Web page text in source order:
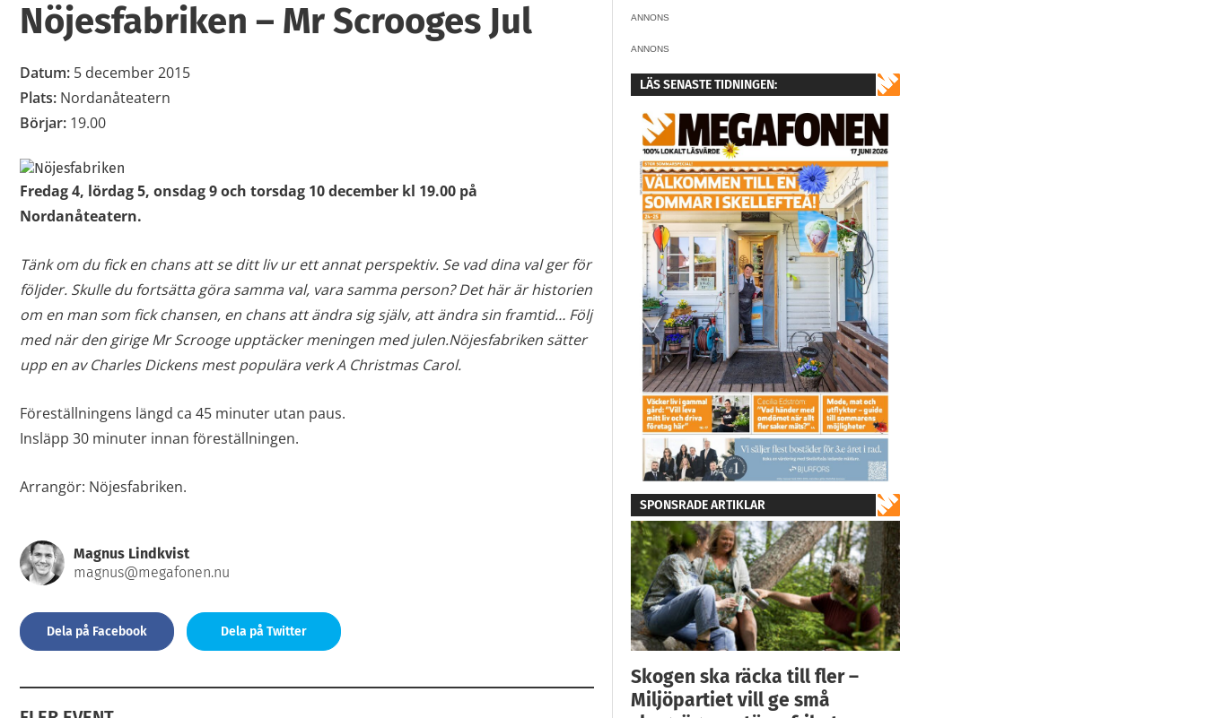
Nöjesfabriken – Mr Scrooges Jul
Datum:5 december 2015
Plats:Nordanåteatern
Börjar:19.00
Fredag 4, lördag 5, onsdag 9 och torsdag 10 december kl 19.00 på
Nordanåteatern.
Tänk om du fick en chans att se ditt liv ur ett annat perspektiv. Se vad dina val ger för
följder. Skulle du fortsätta göra samma val, vara samma person? Det här är historien
om en man som fick chansen, en chans att ändra sig själv, att ändra sin framtid… Följ
med när den girige Mr Scrooge upptäcker meningen med julen.Nöjesfabriken sätter
upp en av Charles Dickens mest populära verk A Christmas Carol.
Föreställningens längd ca 45 minuter utan paus.
Insläpp 30 minuter innan föreställningen.
Arrangör: Nöjesfabriken.
Magnus Lindkvist
magnus@megafonen.nu
Dela på Facebook Dela på Twitter
ANNONS
ANNONS
LÄS SENASTE TIDNINGEN:
SPONSRADE ARTIKLAR
Skogen ska räcka till fler –
Miljöpartiet vill ge små